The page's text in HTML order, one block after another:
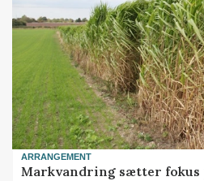
ARRANGEMENT
Markvandring sætter fokus